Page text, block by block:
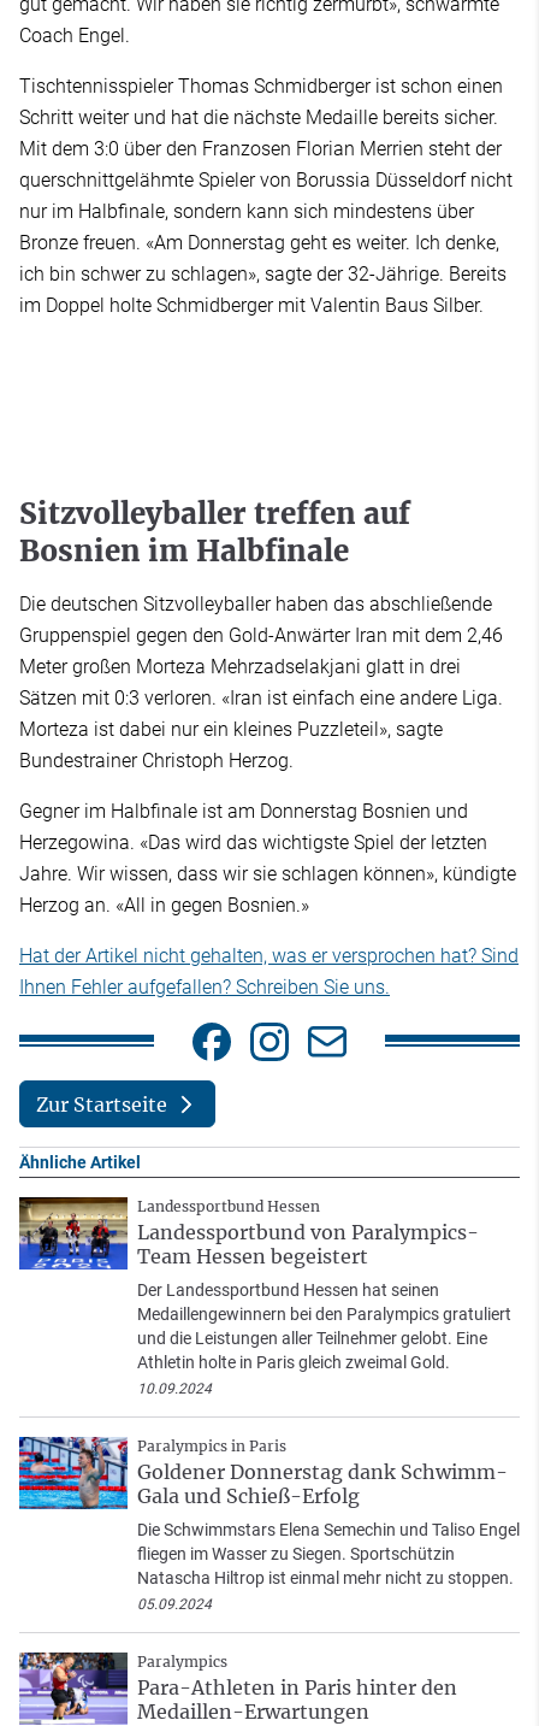
gut gemacht. Wir haben sie richtig zermürbt», schwärmte
Coach Engel.
Tischtennisspieler Thomas Schmidberger ist schon einen
Schritt weiter und hat die nächste Medaille bereits sicher.
Mit dem 3:0 über den Franzosen Florian Merrien steht der
querschnittgelähmte Spieler von Borussia Düsseldorf nicht
nur im Halbfinale, sondern kann sich mindestens über
Bronze freuen. «Am Donnerstag geht es weiter. Ich denke,
ich bin schwer zu schlagen», sagte der 32-Jährige. Bereits
im Doppel holte Schmidberger mit Valentin Baus Silber.
Sitzvolleyballer treffen auf
Bosnien im Halbfinale
Die deutschen Sitzvolleyballer haben das abschließende
Gruppenspiel gegen den Gold-Anwärter Iran mit dem 2,46
Meter großen Morteza Mehrzadselakjani glatt in drei
Sätzen mit 0:3 verloren. «Iran ist einfach eine andere Liga.
Morteza ist dabei nur ein kleines Puzzleteil», sagte
Bundestrainer Christoph Herzog.
Gegner im Halbfinale ist am Donnerstag Bosnien und
Herzegowina. «Das wird das wichtigste Spiel der letzten
Jahre. Wir wissen, dass wir sie schlagen können», kündigte
Herzog an. «All in gegen Bosnien.»
Hat der Artikel nicht gehalten, was er versprochen hat? Sind
Ihnen Fehler aufgefallen? Schreiben Sie uns.
Zur Startseite
Ähnliche Artikel
Landessportbund Hessen
Landessportbund von Paralympics-
Team Hessen begeistert
Der Landessportbund Hessen hat seinen
Medaillengewinnern bei den Paralympics gratuliert
und die Leistungen aller Teilnehmer gelobt. Eine
Athletin holte in Paris gleich zweimal Gold.
10.09.2024
Paralympics in Paris
Goldener Donnerstag dank Schwimm-
Gala und Schieß-Erfolg
Die Schwimmstars Elena Semechin und Taliso Engel
fliegen im Wasser zu Siegen. Sportschützin
Natascha Hiltrop ist einmal mehr nicht zu stoppen.
05.09.2024
Paralympics
Para-Athleten in Paris hinter den
Medaillen-Erwartungen